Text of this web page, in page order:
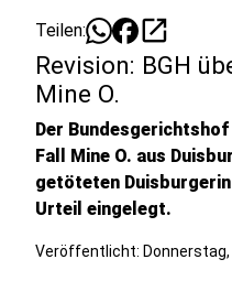
Teilen: open_in_new
Revision: BGH
Mine O.
Der
Fall Mine O. aus
getöteten
Urteil eingelegt.
Veröffentlicht: